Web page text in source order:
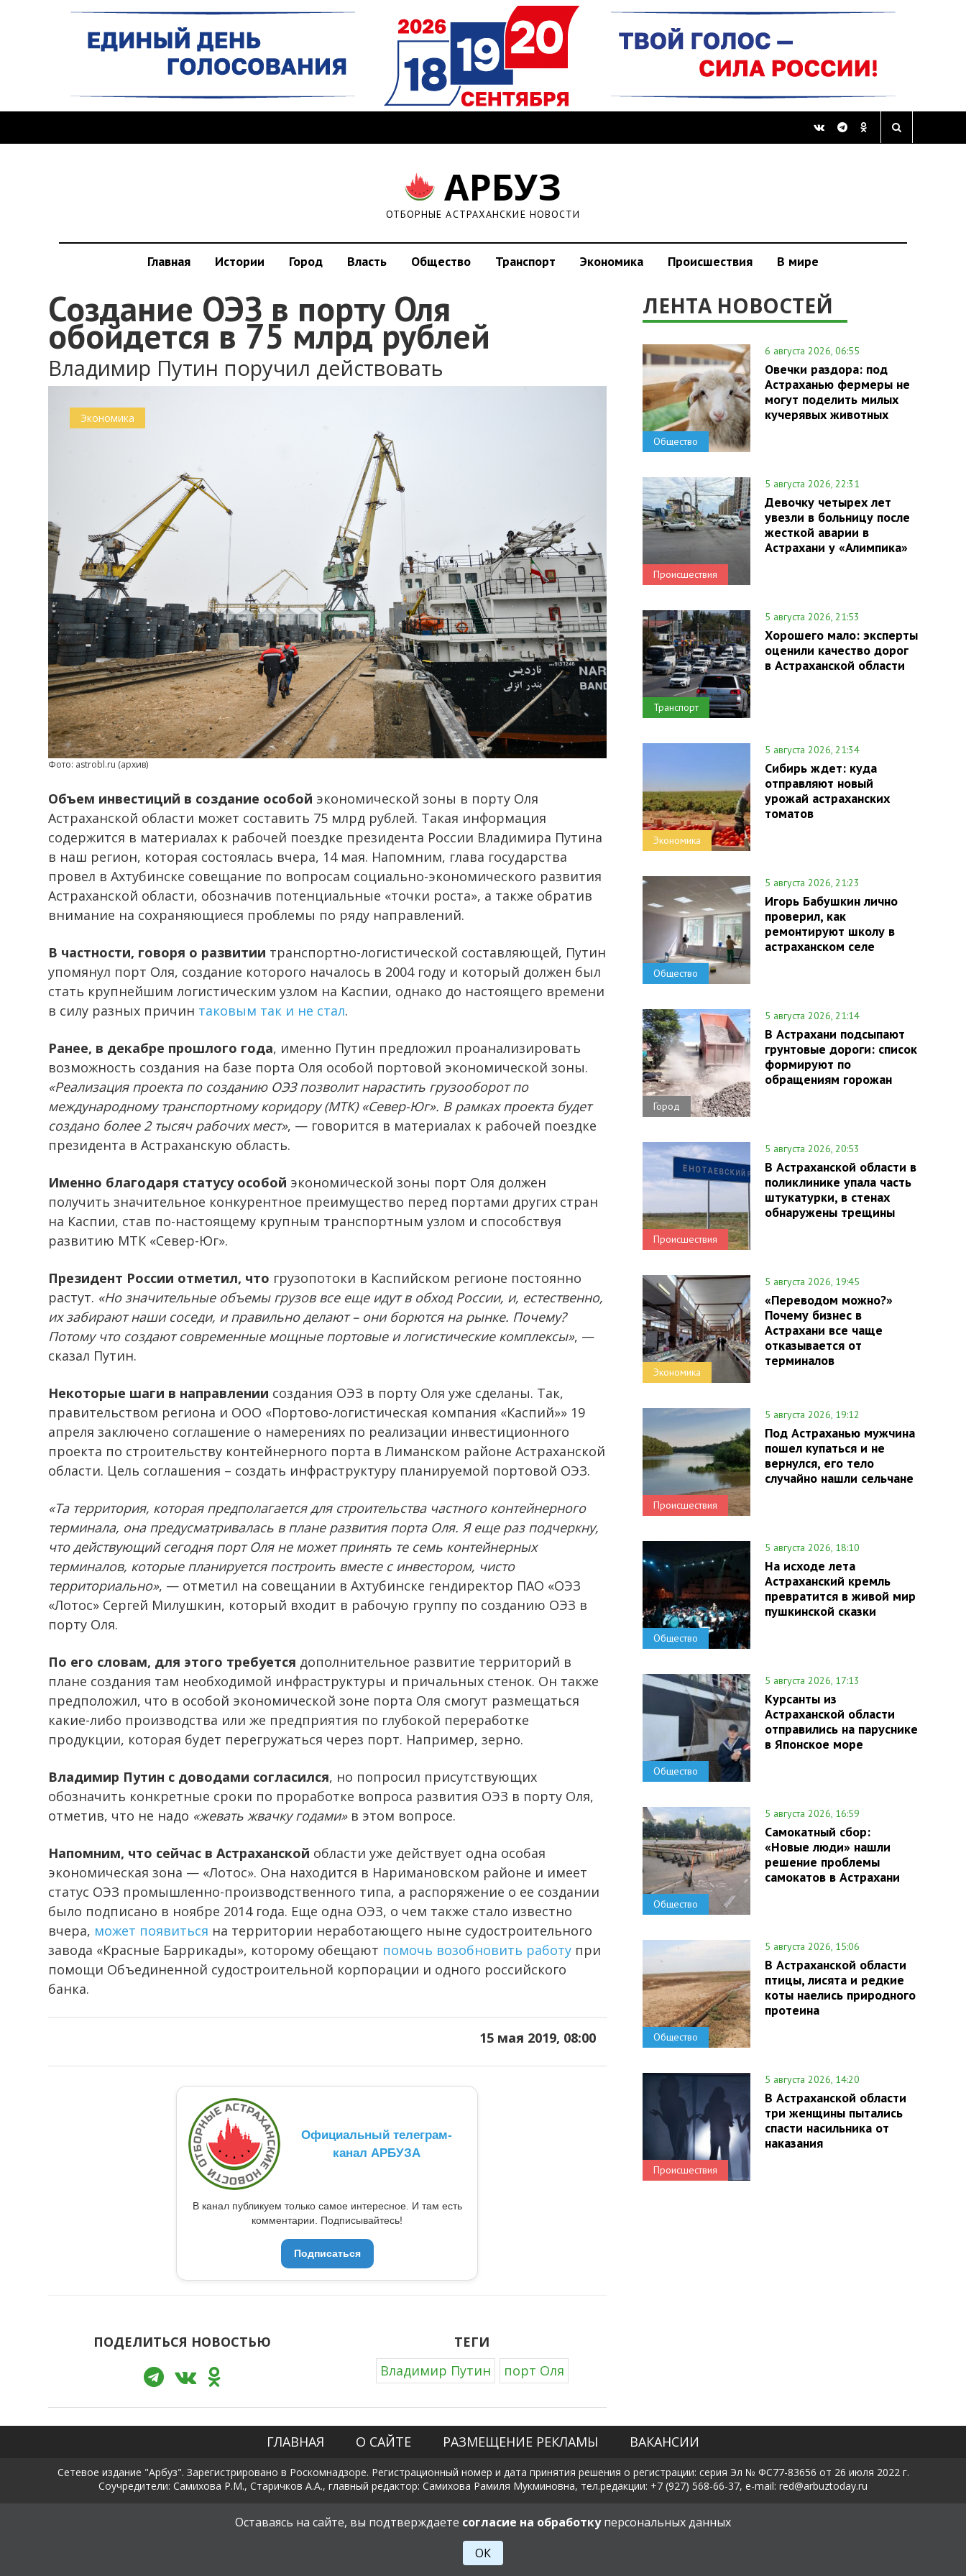
АРБУЗ
ОТБОРНЫЕ АСТРАХАНСКИЕ НОВОСТИ
Главная Истории Город Власть Общество Транспорт Экономика Происшествия В мире
Создание ОЭЗ в порту Оля
обойдется в 75 млрд рублей
Владимир Путин поручил действовать
Экономика
Фото: astrobl.ru (архив)
Объем инвестиций в создание особой экономической зоны в порту Оля
Астраханской области может составить 75 млрд рублей. Такая информация
содержится в материалах к рабочей поездке президента России Владимира Путина
в наш регион, которая состоялась вчера, 14 мая. Напомним, глава государства
провел в Ахтубинске совещание по вопросам социально-экономического развития
Астраханской области, обозначив потенциальные «точки роста», а также обратив
внимание на сохраняющиеся проблемы по ряду направлений.
В частности, говоря о развитии транспортно-логистической составляющей, Путин
упомянул порт Оля, создание которого началось в 2004 году и который должен был
стать крупнейшим логистическим узлом на Каспии, однако до настоящего времени
в силу разных причин таковым так и не стал.
Ранее, в декабре прошлого года, именно Путин предложил проанализировать
возможность создания на базе порта Оля особой портовой экономической зоны.
«Реализация проекта по созданию ОЭЗ позволит нарастить грузооборот по
международному транспортному коридору (МТК) «Север-Юг». В рамках проекта будет
создано более 2 тысяч рабочих мест», — говорится в материалах к рабочей поездке
президента в Астраханскую область.
Именно благодаря статусу особой экономической зоны порт Оля должен
получить значительное конкурентное преимущество перед портами других стран
на Каспии, став по-настоящему крупным транспортным узлом и способствуя
развитию МТК «Север-Юг».
Президент России отметил, что грузопотоки в Каспийском регионе постоянно
растут. «Но значительные объемы грузов все еще идут в обход России, и, естественно,
их забирают наши соседи, и правильно делают – они борются на рынке. Почему?
Потому что создают современные мощные портовые и логистические комплексы», —
сказал Путин.
Некоторые шаги в направлении создания ОЭЗ в порту Оля уже сделаны. Так,
правительством региона и ООО «Портово-логистическая компания «Каспий»» 19
апреля заключено соглашение о намерениях по реализации инвестиционного
проекта по строительству контейнерного порта в Лиманском районе Астраханской
области. Цель соглашения – создать инфраструктуру планируемой портовой ОЭЗ.
«Та территория, которая предполагается для строительства частного контейнерного
терминала, она предусматривалась в плане развития порта Оля. Я еще раз подчеркну,
что действующий сегодня порт Оля не может принять те семь контейнерных
терминалов, которые планируется построить вместе с инвестором, чисто
территориально», — отметил на совещании в Ахтубинске гендиректор ПАО «ОЭЗ
«Лотос» Сергей Милушкин, который входит в рабочую группу по созданию ОЭЗ в
порту Оля.
По его словам, для этого требуется дополнительное развитие территорий в
плане создания там необходимой инфраструктуры и причальных стенок. Он также
предположил, что в особой экономической зоне порта Оля смогут размещаться
какие-либо производства или же предприятия по глубокой переработке
продукции, которая будет перегружаться через порт. Например, зерно.
Владимир Путин с доводами согласился, но попросил присутствующих
обозначить конкретные сроки по проработке вопроса развития ОЭЗ в порту Оля,
отметив, что не надо «жевать жвачку годами»в этом вопросе.
Напомним, что сейчас в Астраханской области уже действует одна особая
экономическая зона — «Лотос». Она находится в Наримановском районе и имеет
статус ОЭЗ промышленно-производственного типа, а распоряжение о ее создании
было подписано в ноябре 2014 года. Еще одна ОЭЗ, о чем также стало известно
вчера, может появиться на территории неработающего ныне судостроительного
завода «Красные Баррикады», которому обещают помочь возобновить работу при
помощи Объединенной судостроительной корпорации и одного российского
банка.
15 мая 2019, 08:00
Официальный телеграм-
канал АРБУЗА
В канал публикуем только самое интересное. И там есть
комментарии. Подписывайтесь!
Подписаться
ПОДЕЛИТЬСЯ НОВОСТЬЮ
ТЕГИ
Владимир Путин
порт Оля
ЛЕНТА НОВОСТЕЙ
Общество
6 августа 2026, 06:55
Овечки раздора: под
Астраханью фермеры не
могут поделить милых
кучерявых животных
Происшествия
5 августа 2026, 22:31
Девочку четырех лет
увезли в больницу после
жесткой аварии в
Астрахани у «Алимпика»
Транспорт
5 августа 2026, 21:53
Хорошего мало: эксперты
оценили качество дорог
в Астраханской области
Экономика
5 августа 2026, 21:34
Сибирь ждет: куда
отправляют новый
урожай астраханских
томатов
Общество
5 августа 2026, 21:23
Игорь Бабушкин лично
проверил, как
ремонтируют школу в
астраханском селе
Город
5 августа 2026, 21:14
В Астрахани подсыпают
грунтовые дороги: список
формируют по
обращениям горожан
Происшествия
5 августа 2026, 20:53
В Астраханской области в
поликлинике упала часть
штукатурки, в стенах
обнаружены трещины
Экономика
5 августа 2026, 19:45
«Переводом можно?»
Почему бизнес в
Астрахани все чаще
отказывается от
терминалов
Происшествия
5 августа 2026, 19:12
Под Астраханью мужчина
пошел купаться и не
вернулся, его тело
случайно нашли сельчане
Общество
5 августа 2026, 18:10
На исходе лета
Астраханский кремль
превратится в живой мир
пушкинской сказки
Общество
5 августа 2026, 17:13
Курсанты из
Астраханской области
отправились на паруснике
в Японское море
Общество
5 августа 2026, 16:59
Самокатный сбор:
«Новые люди» нашли
решение проблемы
самокатов в Астрахани
Общество
5 августа 2026, 15:06
В Астраханской области
птицы, лисята и редкие
коты наелись природного
протеина
Происшествия
5 августа 2026, 14:20
В Астраханской области
три женщины пытались
спасти насильника от
наказания
ГЛАВНАЯ О САЙТЕ РАЗМЕЩЕНИЕ РЕКЛАМЫ ВАКАНСИИ
Сетевое издание "Арбуз". Зарегистрировано в Роскомнадзоре. Регистрационный номер и дата принятия решения о регистрации: серия Эл № ФС77-83656 от 26 июля 2022 г.
Соучредители: Самихова Р.М., Старичков А.А., главный редактор: Самихова Рамиля Мукминовна, тел.редакции: +7 (927) 568-66-37, e-mail: red@arbuztoday.ru
18+
Оставаясь на сайте, вы подтверждаете согласие на обработкуперсональных данных
ОК